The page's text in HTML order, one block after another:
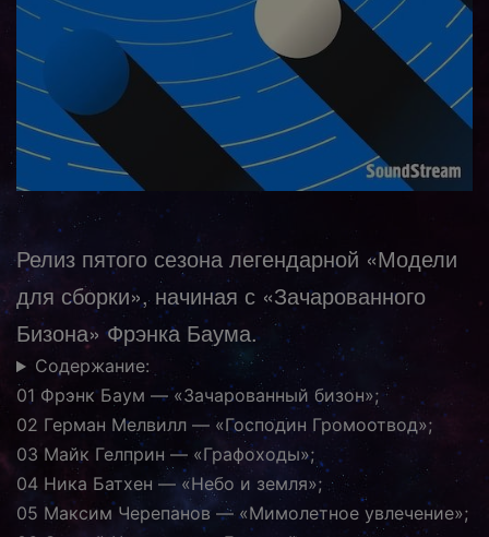
Релиз пятого сезона легендарной «Модели
для сборки», начиная с «Зачарованного
Бизона» Фрэнка Баума.
Содержание:
01 Фрэнк Баум — «Зачарованный бизон»;
02 Герман Мелвилл — «Господин Громоотвод»;
03 Майк Гелприн — «Графоходы»;
04 Ника Батхен — «Небо и земля»;
05 Максим Черепанов — «Мимолетное увлечение»;